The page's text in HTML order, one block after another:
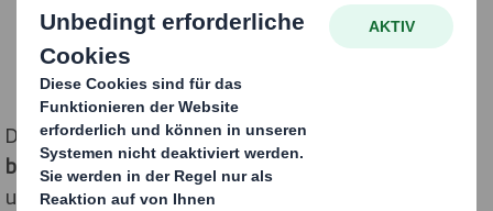
DS Smith präsentierte auf seinem
breites Portfolio an Lösungen für den Onlinehandel
unterdemMotto „DS Smith – Ihr Partner für innovative